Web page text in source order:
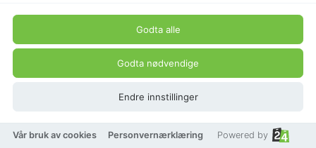
Godta alle
Godta nødvendige
Endre innstillinger
Vår bruk av cookies Personvernærklæring Powered by